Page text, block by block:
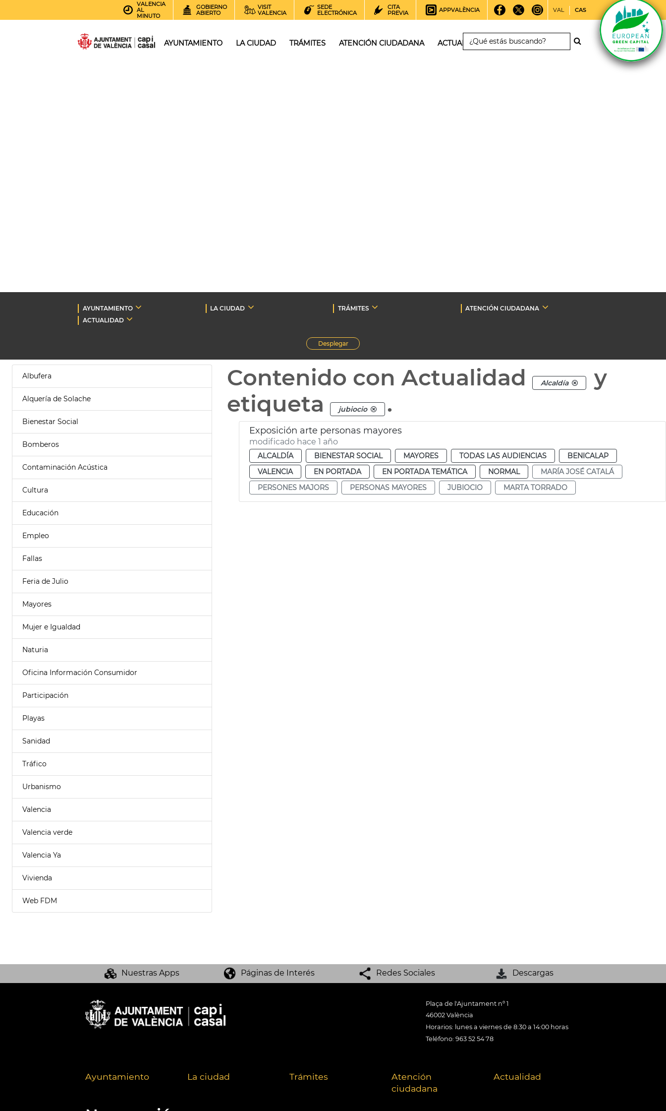
VALENCIA
AL
MINUTO
GOBIERNO
ABIERTO
VISIT
VALENCIA
SEDE
ELECTRÓNICA
CITA
PREVIA
APPVALÈNCIA VAL CAS
AYUNTAMIENTO LA CIUDAD TRÁMITES ATENCIÓN CIUDADANA ACTUALIDAD
AYUNTAMIENTO LA CIUDAD TRÁMITES
ATENCIÓN CIUDADANA
ACTUALIDAD
Desplegar
Albufera
Alquería de Solache
Bienestar Social
Bomberos
Contaminación Acústica
Cultura
Educación
Empleo
Fallas
Feria de Julio
Mayores
Mujer e Igualdad
Naturia
Oficina Información Consumidor
Participación
Playas
Sanidad
Tráfico
Urbanismo
Valencia
Valencia verde
Valencia Ya
Vivienda
Web FDM
Contenido con Actualidad Alcaldía
y
etiqueta
jubiocio .
Exposición arte personas mayores
modificado hace 1 año
ALCALDÍA BIENESTAR SOCIAL MAYORES TODAS LAS AUDIENCIAS
BENICALAP
VALENCIA
EN PORTADA EN PORTADA TEMÁTICA NORMAL
MARÍA JOSÉ CATALÁ
PERSONES MAJORS
PERSONAS MAYORES JUBIOCIO MARTA TORRADO
Nuestras Apps Páginas de Interés Redes Sociales Descargas
Plaça de l'Ajuntament nº 1
46002 València
Horarios: lunes a viernes de 8:30 a 14:00 horas
Teléfono: 963 52 54 78
Ayuntamiento La ciudad Trámites
Atención
ciudadana
Actualidad